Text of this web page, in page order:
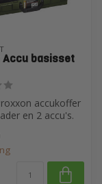
Accu basisset
accukoffer
en 2 accu's.